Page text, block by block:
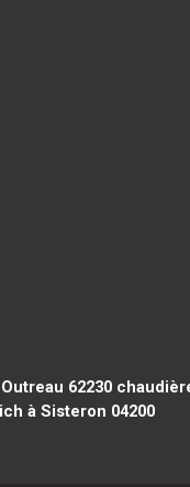
62230
à Sisteron 04200